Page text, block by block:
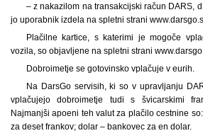
– z nakazilom na transakcijski račun DARS,
jo uporabnik izdela na spletni strani
Plačilne kartice, s katerimi je mogoče
vozila, so objavljene na spletni strani
Dobroimetje se gotovinsko vplačuje v eurih.
Na DarsGo servisih, ki so v upravljanju
vplačujejo dobroimetje tudi s švicarskimi
Najmanjši apoeni teh valut za plačilo cestnine
za deset frankov; dolar – bankovec za en dolar.